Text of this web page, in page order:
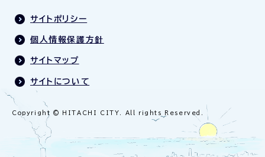
サイトポリシー
個人情報保護方針
サイトマップ
サイトについて
Copyright © HITACHI CITY. All rights Reserved.